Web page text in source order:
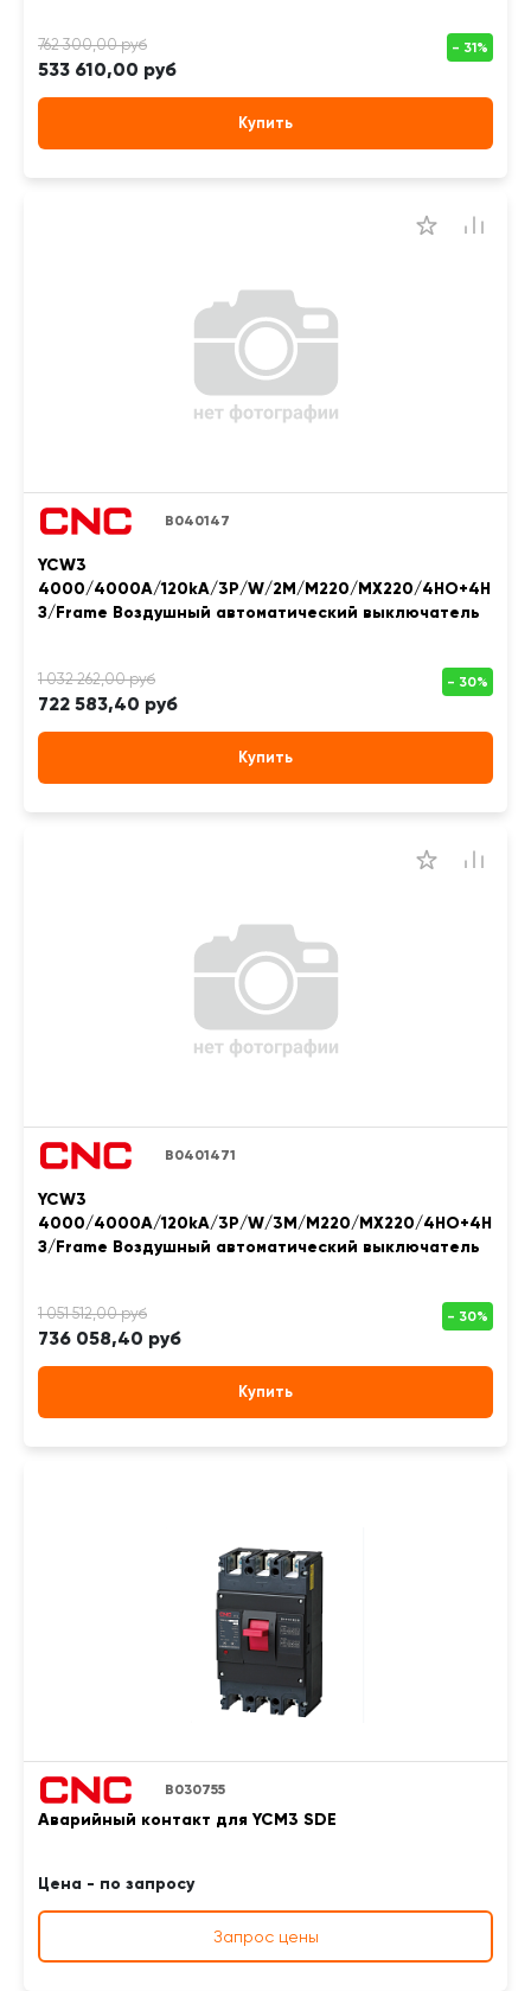
533 610,00 руб
Купить
B040147
YCW3
4000/4000A/120kA/3P/W/2M/M220/MX220/4НО+4Н
З/Frame Воздушный автоматический выключатель
722 583,40 руб
Купить
B0401471
YCW3
4000/4000A/120kA/3P/W/3M/M220/MX220/4НО+4Н
З/Frame Воздушный автоматический выключатель
736 058,40 руб
Купить
B030755
Аварийный контакт для YCM3 SDE
Цена - по запросу
Запрос цены